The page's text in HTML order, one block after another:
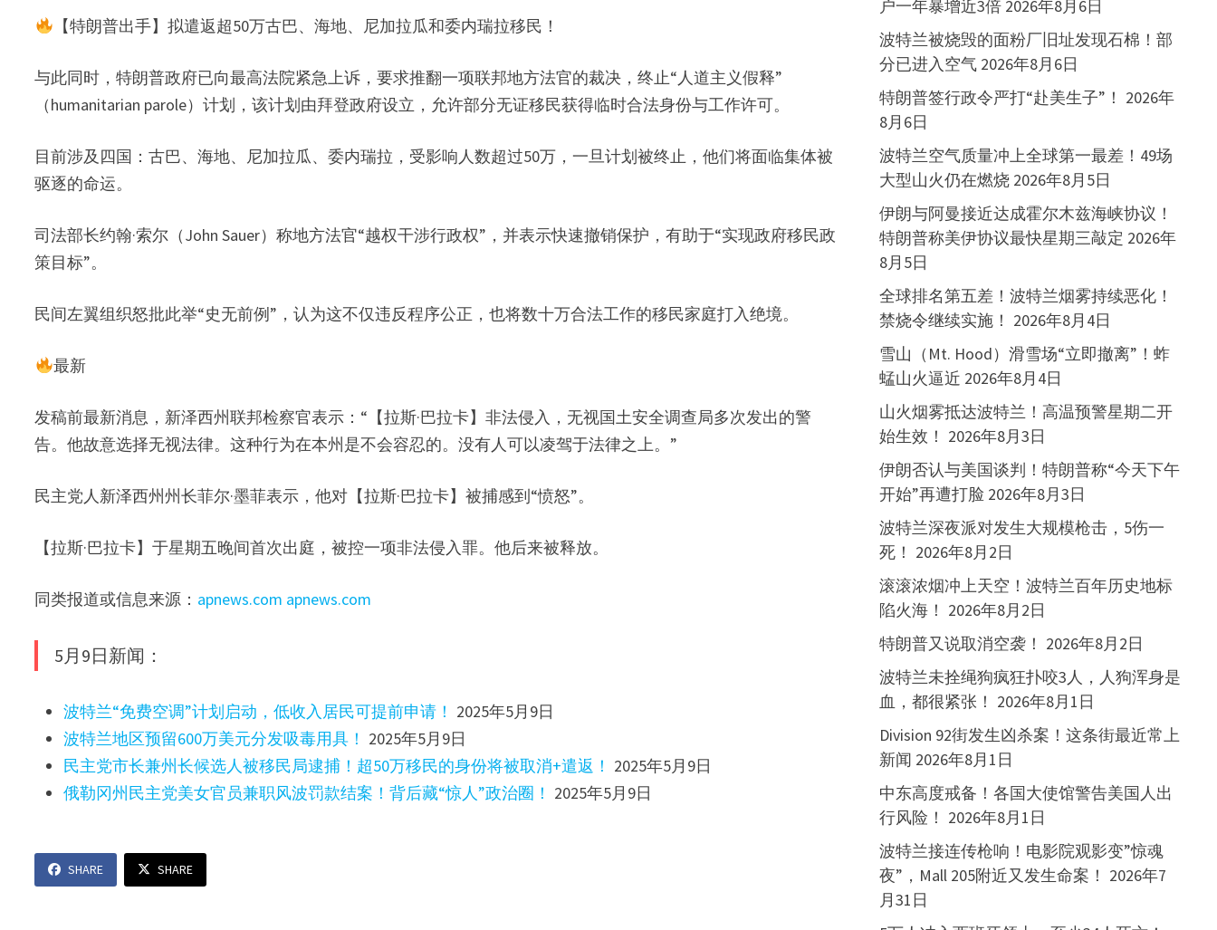
【特朗普出手】拟遣返超50万古巴、海地、尼加拉瓜和委内瑞拉移民！
与此同时，特朗普政府已向最高法院紧急上诉，要求推翻一项联邦地方法官的裁决，终止“人道主义假释”
（humanitarian parole）计划，该计划由拜登政府设立，允许部分无证移民获得临时合法身份与工作许可。
目前涉及四国：古巴、海地、尼加拉瓜、委内瑞拉，受影响人数超过50万，一旦计划被终止，他们将面临集体被
驱逐的命运。
司法部长约翰·索尔（John Sauer）称地方法官“越权干涉行政权”，并表示快速撤销保护，有助于“实现政府移民政
策目标”。
民间左翼组织怒批此举“史无前例”，认为这不仅违反程序公正，也将数十万合法工作的移民家庭打入绝境。
最新
发稿前最新消息，新泽西州联邦检察官表示：“【拉斯·巴拉卡】非法侵入，无视国土安全调查局多次发出的警
告。他故意选择无视法律。这种行为在本州是不会容忍的。没有人可以凌驾于法律之上。”
民主党人新泽西州州长菲尔·墨菲表示，他对【拉斯·巴拉卡】被捕感到“愤怒”。
【拉斯·巴拉卡】于星期五晚间首次出庭，被控一项非法侵入罪。他后来被释放。
同类报道或信息来源： apnews.com apnews.com
5月9日新闻：
波特兰“免费空调”计划启动，低收入居民可提前申请！ 2025年5月9日
波特兰地区预留600万美元分发吸毒用具！ 2025年5月9日
民主党市长兼州长候选人被移民局逮捕！超50万移民的身份将被取消+遣返！ 2025年5月9日
俄勒冈州民主党美女官员兼职风波罚款结案！背后藏“惊人”政治圈！ 2025年5月9日
SHARE SHARE
户一年暴增近3倍 2026年8月6日
波特兰被烧毁的面粉厂旧址发现石棉！部
分已进入空气 2026年8月6日
特朗普签行政令严打“赴美生子”！ 2026年
8月6日
波特兰空气质量冲上全球第一最差！49场
大型山火仍在燃烧 2026年8月5日
伊朗与阿曼接近达成霍尔木兹海峡协议！
特朗普称美伊协议最快星期三敲定 2026年
8月5日
全球排名第五差！波特兰烟雾持续恶化！
禁烧令继续实施！ 2026年8月4日
雪山（Mt. Hood）滑雪场“立即撤离”！蚱
蜢山火逼近 2026年8月4日
山火烟雾抵达波特兰！高温预警星期二开
始生效！ 2026年8月3日
伊朗否认与美国谈判！特朗普称“今天下午
开始”再遭打脸 2026年8月3日
波特兰深夜派对发生大规模枪击，5伤一
死！ 2026年8月2日
滚滚浓烟冲上天空！波特兰百年历史地标
陷火海！ 2026年8月2日
特朗普又说取消空袭！ 2026年8月2日
波特兰未拴绳狗疯狂扑咬3人，人狗浑身是
血，都很紧张！ 2026年8月1日
Division 92街发生凶杀案！这条街最近常上
新闻 2026年8月1日
中东高度戒备！各国大使馆警告美国人出
行风险！ 2026年8月1日
波特兰接连传枪响！电影院观影变”惊魂
夜”，Mall 205附近又发生命案！ 2026年7
月31日